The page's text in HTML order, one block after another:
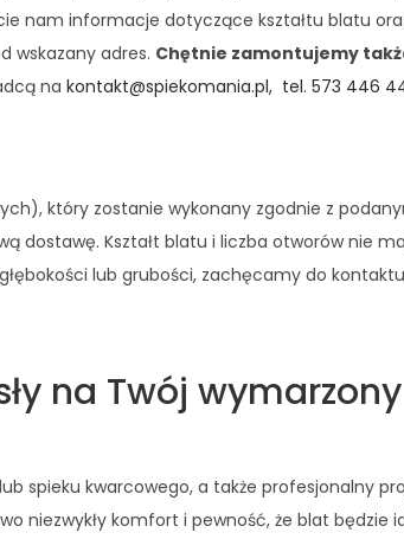
nam informacje dotyczące kształtu blatu
wskazany adres. Chętnie zamontujemy
na kontakt@spiekomania.pl, tel. 573 446
który zostanie wykonany zgodnie z
dostawę. Kształt blatu i liczba otworów nie
lub grubości, zachęcamy do
na Twój
spieku kwarcowego, a także profesjonalny
niezwykły komfort i pewność, że blat